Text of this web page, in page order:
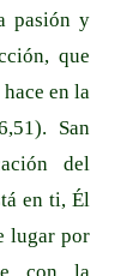
pasión y
que
en la
San
del
en ti, Él
lugar por